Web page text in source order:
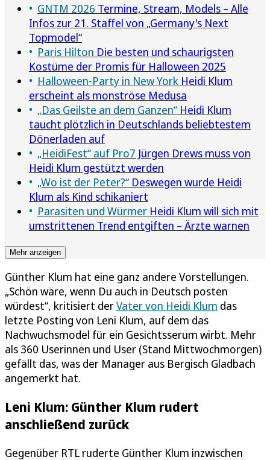
GNTM 2026 Termine, Stream, Models – Alle
Infos zur 21. Staffel von „Germany's Next
Topmodel“
Paris Hilton Die besten und schaurigsten
Kostüme der Promis für Halloween 2025
Halloween-Party in New York Heidi Klum
erscheint als monströse Medusa
„Das Geilste an dem Ganzen“ Heidi Klum
taucht plötzlich in Deutschlands beliebtestem
Dönerladen auf
„HeidiFest“ auf Pro7 Jürgen Drews muss von
Heidi Klum gestützt werden
„Wo ist der Peter?“ Deswegen wurde Heidi
Klum als Kind schikaniert
Parasiten und Würmer Heidi Klum will sich mit
umstrittenen Trend entgiften – Ärzte warnen
Mehr anzeigen
Günther Klum hat eine ganz andere Vorstellungen.
„Schön wäre, wenn Du auch in Deutsch posten
würdest“, kritisiert derVater von Heidi Klum das
letzte Posting von Leni Klum, auf dem das
Nachwuchsmodel für ein Gesichtsserum wirbt. Mehr
als 360 Userinnen und User (Stand Mittwochmorgen)
gefällt das, was der Manager aus Bergisch Gladbach
angemerkt hat.
Leni Klum: Günther Klum rudert
anschließend zurück
Gegenüber RTL ruderte Günther Klum inzwischen